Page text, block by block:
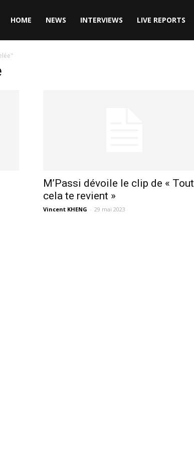
HOME NEWS INTERVIEWS LIVE REPORTS
M’Passi dévoile le clip de « Tout
cela te revient »
Vincent KHENG - 29 mai 2023